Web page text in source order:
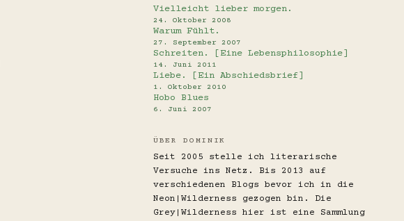
Vielleicht lieber morgen.
24. Oktober 2008
Warum Fühlt.
27. September 2007
Schreiten. [Eine Lebensphilosophie]
14. Juni 2011
Liebe. [Ein Abschiedsbrief]
1. Oktober 2010
Hobo Blues
6. Juni 2007
ÜBER DOMINIK
Seit 2005 stelle ich literarische
Versuche ins Netz. Bis 2013 auf
verschiedenen Blogs bevor ich in die
Neon|Wilderness gezogen bin. Die
Grey|Wilderness hier ist eine Sammlung